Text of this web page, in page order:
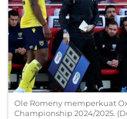
Ole Romeny memperkuat
Championship 2024/2025.